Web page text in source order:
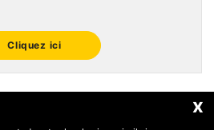
Cliquez ici
x